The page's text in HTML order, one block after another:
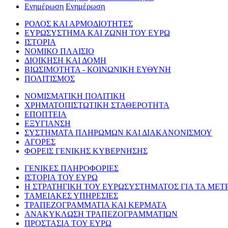
Ενημέρωση Ενημέρωση
ΡΟΛΟΣ ΚΑΙ ΑΡΜΟΔΙΟΤΗΤΕΣ
ΕΥΡΩΣΥΣΤΗΜΑ ΚΑΙ ΖΩΝΗ ΤΟΥ ΕΥΡΩ
ΙΣΤΟΡΙΑ
ΝΟΜΙΚΟ ΠΛΑΙΣΙΟ
ΔΙΟΙΚΗΣΗ ΚΑΙ ΔΟΜΗ
ΒΙΩΣΙΜΟΤΗΤΑ - ΚΟΙΝΩΝΙΚΗ ΕΥΘΥΝΗ
ΠΟΛΙΤΙΣΜΟΣ
ΝΟΜΙΣΜΑΤΙΚΗ ΠΟΛΙΤΙΚΗ
ΧΡΗΜΑΤΟΠΙΣΤΩΤΙΚΗ ΣΤΑΘΕΡΟΤΗΤΑ
ΕΠΟΠΤΕΙΑ
ΕΞΥΓΙΑΝΣΗ
ΣΥΣΤΗΜΑΤΑ ΠΛΗΡΩΜΩΝ ΚΑΙ ΔΙΑΚΑΝΟΝΙΣΜΟΥ
ΑΓΟΡΕΣ
ΦΟΡΕΙΣ ΓΕΝΙΚΗΣ ΚΥΒΕΡΝΗΣΗΣ
ΓΕΝΙΚΕΣ ΠΛΗΡΟΦΟΡΙΕΣ
ΙΣΤΟΡΙΑ ΤΟΥ ΕΥΡΩ
Η ΣΤΡΑΤΗΓΙΚΗ ΤΟΥ ΕΥΡΩΣΥΣΤΗΜΑΤΟΣ ΓΙΑ ΤΑ
ΤΑΜΕΙΑΚΕΣ ΥΠΗΡΕΣΙΕΣ
ΤΡΑΠΕΖΟΓΡΑΜΜΑΤΙΑ ΚΑΙ ΚΕΡΜΑΤΑ
ΑΝΑΚΥΚΛΩΣΗ ΤΡΑΠΕΖΟΓΡΑΜΜΑΤΙΩΝ
ΠΡΟΣΤΑΣΙΑ ΤΟΥ ΕΥΡΩ